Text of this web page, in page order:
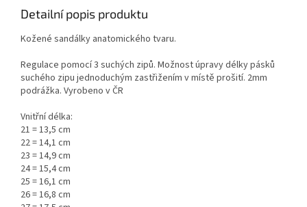
Detailní popis produktu
Kožené sandálky anatomického tvaru.
Regulace pomocí 3 suchých zipů. Možnost úpravy délky pásků
suchého zipu jednoduchým zastřižením v místě prošití. 2mm
podrážka. Vyrobeno v ČR
Vnitřní délka:
21 = 13,5 cm
22 = 14,1 cm
23 = 14,9 cm
24 = 15,4 cm
25 = 16,1 cm
26 = 16,8 cm